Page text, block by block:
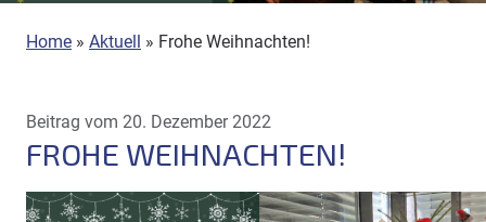
Home » Aktuell » Frohe Weihnachten!
Beitrag vom 20. Dezember 2022
FROHE WEIHNACHTEN!